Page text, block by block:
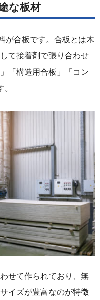
な板材
が合板です。合板とは木
て接着剤で張り合わせ
「構造用合板」「コン
せて作られており、無
イズが豊富なのが特徴